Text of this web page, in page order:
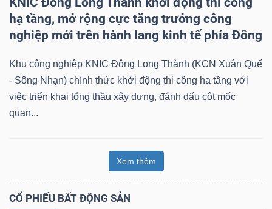
hạ tầng, mở rộng cực tăng trưởng công
nghiệp mới trên hành lang kinh tế phía Đông
Khu công nghiệp KNIC Đông Long Thành (KCN Xuân Quế
- Sông Nhạn) chính thức khởi động thi công hạ tầng với
việc triển khai tổng thầu xây dựng, đánh dấu cột mốc
quan...
Xem thêm
CỔ PHIẾU BẤT ĐỘNG SẢN